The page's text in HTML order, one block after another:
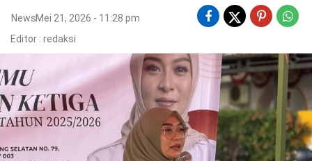
©
Copyright
2026
Loka
-
NewsMei 21, 2026 - 11:28 pm
Editor : redaksi